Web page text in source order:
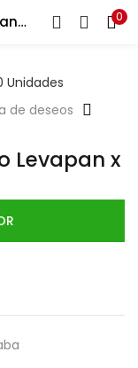
Bombonera de Bocadillo Levapan x 50 Unidades 0
de deseos
Levapan x
sesión.